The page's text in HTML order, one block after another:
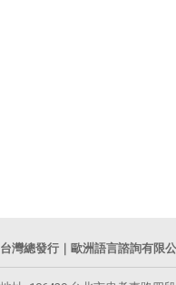
台灣總發行｜歐洲語言諮詢有限